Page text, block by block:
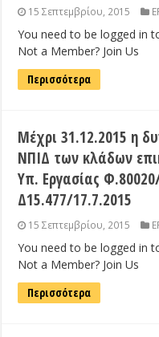
15 Σεπτεμβρίου, 2015
You need to be logged in
Not a Member? Join Us
Περισσότερα
Μέχρι 31.12.2015 η
ΝΠΙΔ των κλάδων
Υπ. Εργασίας
Δ15.477/17.7.2015
15 Σεπτεμβρίου, 2015
You need to be logged in
Not a Member? Join Us
Περισσότερα